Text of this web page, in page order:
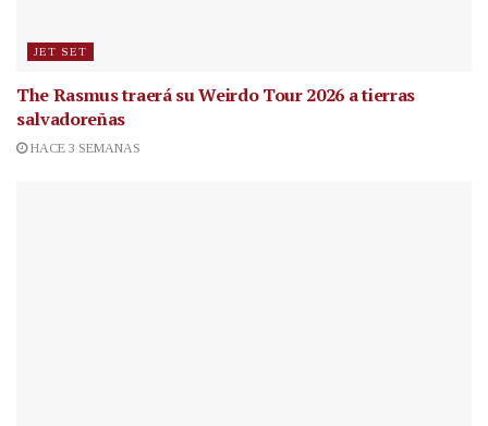
JET SET
The Rasmus traerá su Weirdo Tour 2026 a tierras
salvadoreñas
HACE 3 SEMANAS